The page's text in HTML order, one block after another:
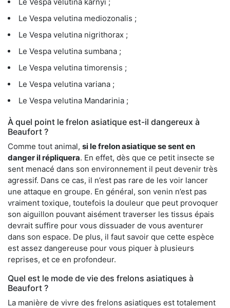
Le Vespa velutina mediozonalis ;
Le Vespa velutina nigrithorax ;
Le Vespa velutina sumbana ;
Le Vespa velutina timorensis ;
Le Vespa velutina variana ;
Le Vespa velutina Mandarinia ;
À quel point le frelon asiatique est-il dangereux à
Beaufort ?
Comme tout animal, si le frelon asiatique se sent en
danger il répliquera. En effet, dès que ce petit insecte se
sent menacé dans son environnement il peut devenir très
agressif. Dans ce cas, il n’est pas rare de les voir lancer
une attaque en groupe. En général, son venin n’est pas
vraiment toxique, toutefois la douleur que peut provoquer
son aiguillon pouvant aisément traverser les tissus épais
devrait suffire pour vous dissuader de vous aventurer
dans son espace. De plus, il faut savoir que cette espèce
est assez dangereuse pour vous piquer à plusieurs
reprises, et ce en profondeur.
Quel est le mode de vie des frelons asiatiques à
Beaufort ?
La manière de vivre des frelons asiatiques est totalement